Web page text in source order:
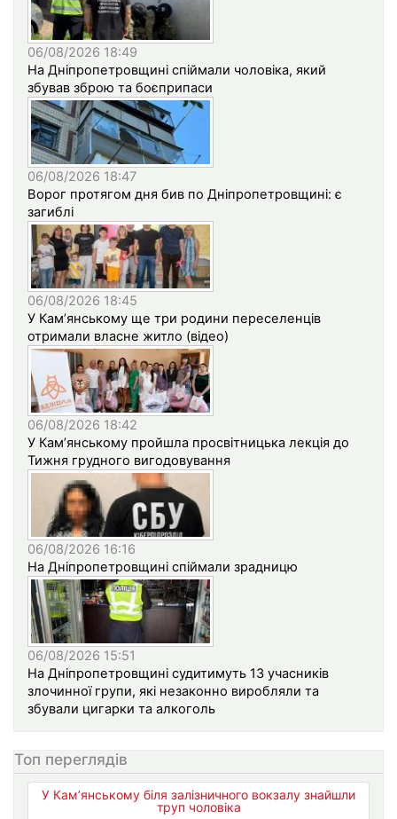
06/08/2026 18:49
На Дніпропетровщині спіймали чоловіка, який
збував зброю та боєприпаси
06/08/2026 18:47
Ворог протягом дня бив по Дніпропетровщині: є
загиблі
06/08/2026 18:45
У Кам’янському ще три родини переселенців
отримали власне житло (відео)
06/08/2026 18:42
У Кам’янському пройшла просвітницька лекція до
Тижня грудного вигодовування
06/08/2026 16:16
На Дніпропетровщині спіймали зрадницю
06/08/2026 15:51
На Дніпропетровщині судитимуть 13 учасників
злочинної групи, які незаконно виробляли та
збували цигарки та алкоголь
Топ переглядів
У Кам’янському біля залізничного вокзалу знайшли
труп чоловіка